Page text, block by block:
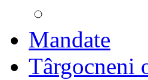
Mandate
Târgocneni